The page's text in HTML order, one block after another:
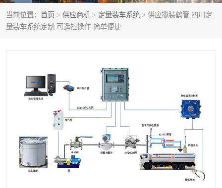
当前位置： 首页 > 供应商机 > 定量装车系统 > 供应撬装鹤管 四川定
量装车系统定制 可遥控操作 简单便捷
鹤管配件 活动梯栈台